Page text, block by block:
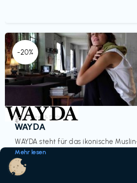
-20%
Accessoires & Fashion
WAYDA
WAYDA steht für das ikonische
Mehr lesen
€‎